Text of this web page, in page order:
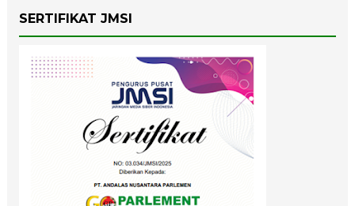
SERTIFIKAT JMSI